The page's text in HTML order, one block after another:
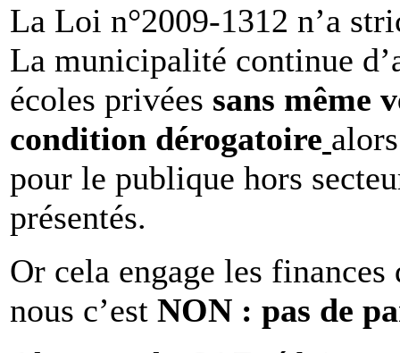
La Loi n°2009-1312 n’a
La municipalité continue
écoles privées sans même
condition dérogatoire
pour le publique hors
présentés.
Or cela engage les
nous c’est NON : pas de